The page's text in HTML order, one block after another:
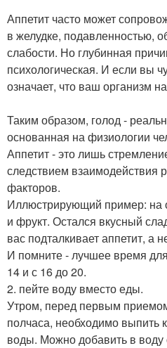
Аппетит часто может
в желудке, подавленностью,
слабости. Но глубинная
психологическая. И если вы
означает, что ваш организм
Таким образом, голод -
основанная на физиологии
Аппетит - это лишь
следствием взаимодействия
факторов.
Иллюстрирующий пример: на
и фрукт. Остался вкусный
вас подталкивает аппетит, а
И помните - лучшее время
14 и с 16 до 20.
2. пейте воду вместо еды.
Утром, перед первым
полчаса, необходимо выпить
воды. Можно добавить в воду